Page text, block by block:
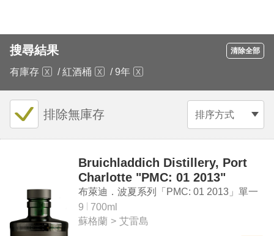
搜尋結果 清除全部
有庫存 / 紅酒桶 / 9年
排序方式
排除無庫存
Bruichladdich Distillery, Port
Charlotte "PMC: 01 2013"
Heavily Peated Single Malt
Scotch Whisky
布萊迪．波夏系列「PMC: 01 2013」單一
麥芽蘇格蘭威士忌
9
700ml
蘇格蘭 > 艾雷島